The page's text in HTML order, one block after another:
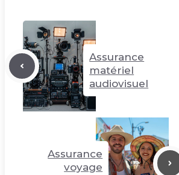
Assurance
matériel
audiovisuel
Assurance
voyage